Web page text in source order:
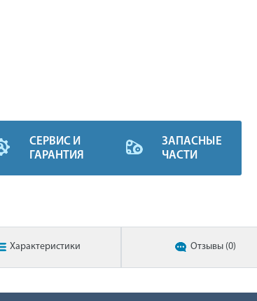
СЕРВИС И
ГАРАНТИЯ
ЗАПАСНЫЕ
ЧАСТИ
Характеристики Отзывы (0)